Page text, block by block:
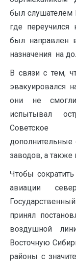
был слушателем
где
был направлен
назначения на
В связи с тем,
эвакуировался
они не
испытывал
Советское
заводов, а
Чтобы
авиации
принял
воздушной
Восточную
районы с